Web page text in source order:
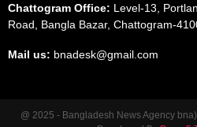
Chattogram Office: Level-13,
Road, Bangla Bazar, Chattogram-
Mail us: bnadesk@gmail.com
@ 2025 - Bangladesh News Agency